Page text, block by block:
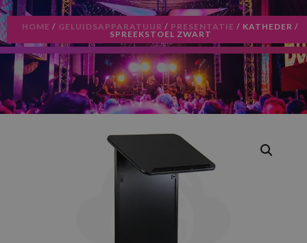
HOME / GELUIDSAPPARATUUR / PRESENTATIE / KATHEDER /
SPREEKSTOEL ZWART